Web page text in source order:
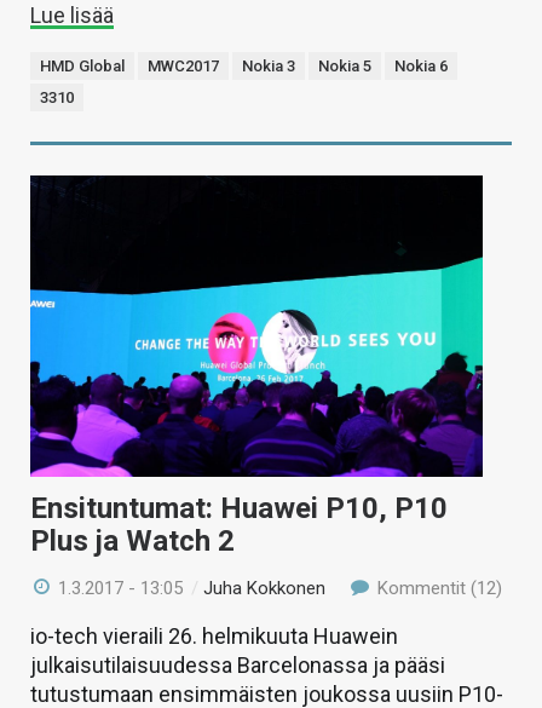
Lue lisää
HMD Global MWC2017 Nokia 3 Nokia 5
Nokia 6
3310
Ensituntumat: Huawei P10, P10
Plus ja Watch 2
1.3.2017 - 13:05 /Juha Kokkonen Kommentit (12)
io-tech vieraili 26. helmikuuta Huawein
julkaisutilaisuudessa Barcelonassa ja pääsi
tutustumaan ensimmäisten joukossa uusiin P10-